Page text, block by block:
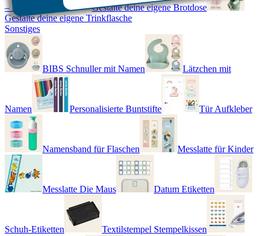
– Real World
Gestalte deine eigene Brotdose
Gestalte deine eigene Trinkflasche
Sonstiges
BIBS Schnuller mit Namen Lätzchen mit
Namen Personalisierte Buntstifte Tür Aufkleber
Namensband für Flaschen Messlatte für Kinder
Messlatte Die Maus Datum Etiketten
Schuh-Etiketten Textilstempel Stempelkissen